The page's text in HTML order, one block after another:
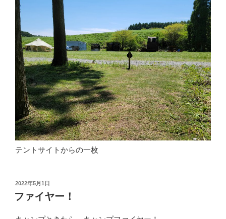
テントサイトからの一枚
投
稿
日:
2022年5月1日
ファイヤー！